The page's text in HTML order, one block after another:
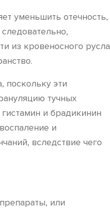
уменьшить отечность,
из кровеносного русла
поскольку эти
тучных
и брадикинин
и
вследствие чего
или